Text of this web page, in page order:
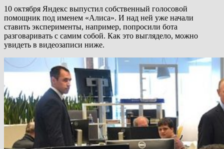
10 октября Яндекс выпустил собственный голосовой
помощник под именем «Алиса». И над ней уже начали
ставить эксперименты, например, попросили бота
разговаривать с самим собой. Как это выглядело, можно
увидеть в видеозаписи ниже.